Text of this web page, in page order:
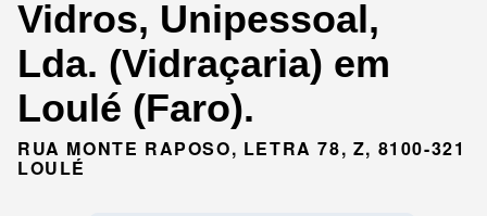
Vidros, Unipessoal,
Lda. (Vidraçaria) em
Loulé (Faro).
RUA MONTE RAPOSO, LETRA 78, Z, 8100-321
LOULÉ